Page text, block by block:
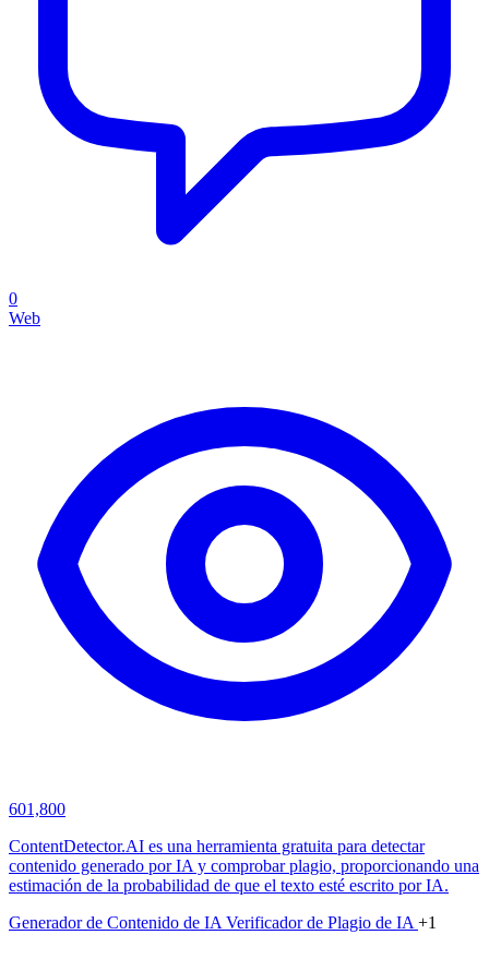
0
Web
601,800
ContentDetector.AI es una herramienta gratuita para detectar
contenido generado por IA y comprobar plagio, proporcionando una
estimación de la probabilidad de que el texto esté escrito por IA.
Generador de Contenido de IA Verificador de Plagio de IA +1